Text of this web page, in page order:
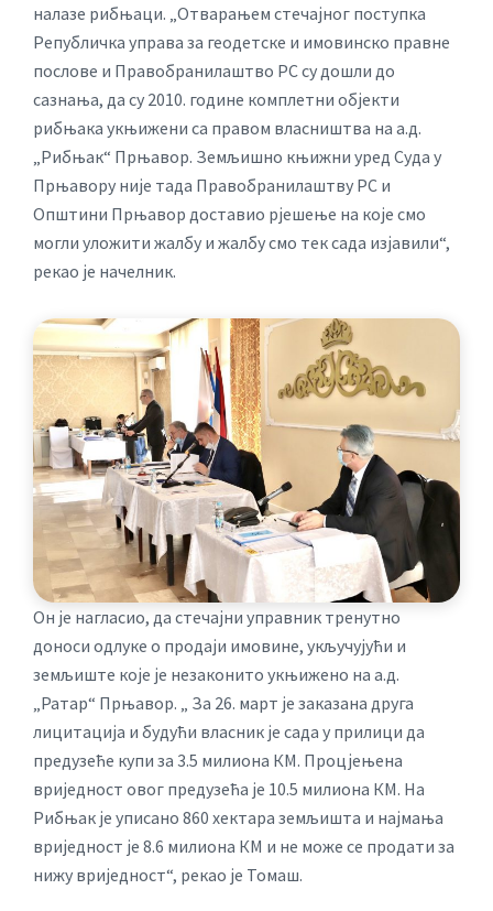
налазе рибњаци. „Отварањем стечајног поступка
Републичка управа за геодетске и имовинско правне
послове и Правобранилаштво РС су дошли до
сазнања, да су 2010. године комплетни објекти
рибњака укњижени са правом власништва на а.д.
„Рибњак“ Прњавор. Земљишно књижни уред Суда у
Прњавору није тада Правобранилаштву РС и
Општини Прњавор доставио рјешење на које смо
могли уложити жалбу и жалбу смо тек сада изјавили“,
рекао је начелник.
Он је нагласио, да стечајни управник тренутно
доноси одлуке о продаји имовине, укључујући и
земљиште које је незаконито укњижено на а.д.
„Ратар“ Прњавор. „ За 26. март је заказана друга
лицитација и будући власник је сада у прилици да
предузеће купи за 3.5 милиона КМ. Процјењена
вриједност овог предузећа је 10.5 милиона КМ. На
Рибњак је уписано 860 хектара земљишта и најмања
вриједност је 8.6 милиона КМ и не може се продати за
нижу вриједност“, рекао је Томаш.